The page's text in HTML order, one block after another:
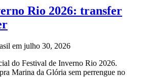
Rio 2026: transfer
em julho 30, 2026
do Festival de Inverno Rio 2026.
Marina da Glória sem perrengue no